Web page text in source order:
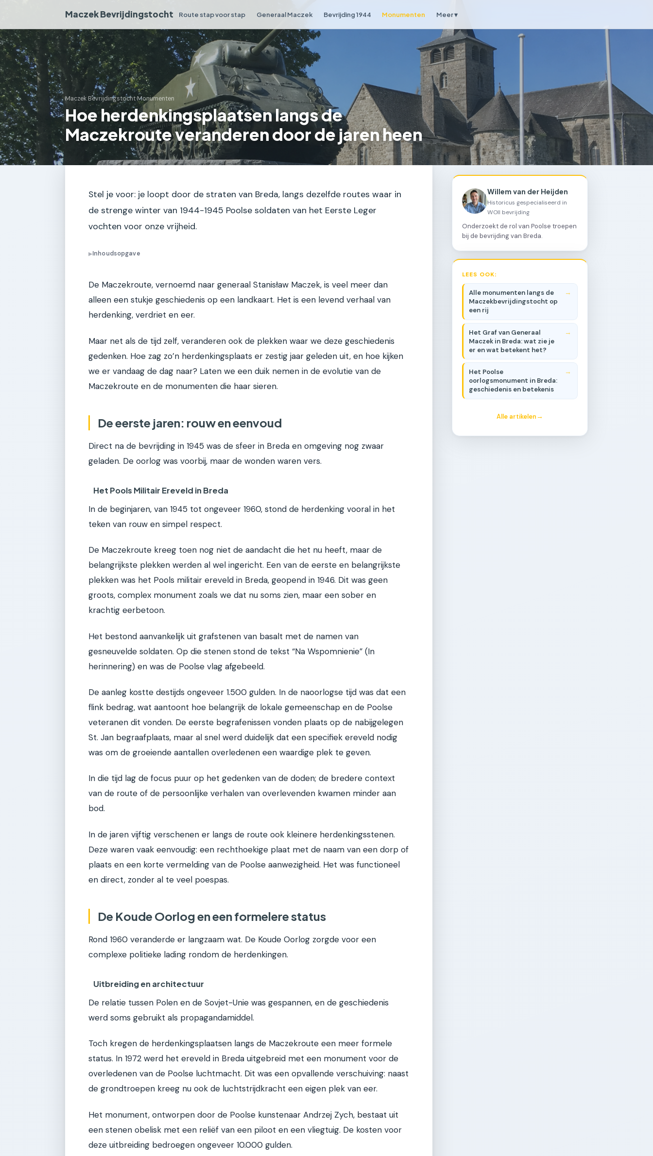
Maczek Bevrijdingstocht Route stap voor stap Generaal Maczek Bevrijding 1944 Monumenten Meer ▾
Maczek Bevrijdingstocht›Monumenten
Hoe herdenkingsplaatsen langs de
Maczekroute veranderen door de jaren heen
Stel je voor: je loopt door de straten van Breda, langs dezelfde routes waar in
de strenge winter van 1944-1945 Poolse soldaten van het Eerste Leger
vochten voor onze vrijheid.
▶Inhoudsopgave
De Maczekroute, vernoemd naar generaal Stanisław Maczek, is veel meer dan
alleen een stukje geschiedenis op een landkaart. Het is een levend verhaal van
herdenking, verdriet en eer.
Maar net als de tijd zelf, veranderen ook de plekken waar we deze geschiedenis
gedenken. Hoe zag zo’n herdenkingsplaats er zestig jaar geleden uit, en hoe kijken
we er vandaag de dag naar? Laten we een duik nemen in de evolutie van de
Maczekroute en de monumenten die haar sieren.
De eerste jaren: rouw en eenvoud
Direct na de bevrijding in 1945 was de sfeer in Breda en omgeving nog zwaar
geladen. De oorlog was voorbij, maar de wonden waren vers.
Het Pools Militair Ereveld in Breda
In de beginjaren, van 1945 tot ongeveer 1960, stond de herdenking vooral in het
teken van rouw en simpel respect.
De Maczekroute kreeg toen nog niet de aandacht die het nu heeft, maar de
belangrijkste plekken werden al wel ingericht. Een van de eerste en belangrijkste
plekken was het Pools militair ereveld in Breda, geopend in 1946. Dit was geen
groots, complex monument zoals we dat nu soms zien, maar een sober en
krachtig eerbetoon.
Het bestond aanvankelijk uit grafstenen van basalt met de namen van
gesneuvelde soldaten. Op die stenen stond de tekst “Na Wspomnienie” (In
herinnering) en was de Poolse vlag afgebeeld.
De aanleg kostte destijds ongeveer 1.500 gulden. In de naoorlogse tijd was dat een
flink bedrag, wat aantoont hoe belangrijk de lokale gemeenschap en de Poolse
veteranen dit vonden. De eerste begrafenissen vonden plaats op de nabijgelegen
St. Jan begraafplaats, maar al snel werd duidelijk dat een specifiek ereveld nodig
was om de groeiende aantallen overledenen een waardige plek te geven.
In die tijd lag de focus puur op het gedenken van de doden; de bredere context
van de route of de persoonlijke verhalen van overlevenden kwamen minder aan
bod.
In de jaren vijftig verschenen er langs de route ook kleinere herdenkingsstenen.
Deze waren vaak eenvoudig: een rechthoekige plaat met de naam van een dorp of
plaats en een korte vermelding van de Poolse aanwezigheid. Het was functioneel
en direct, zonder al te veel poespas.
De Koude Oorlog en een formelere status
Rond 1960 veranderde er langzaam wat. De Koude Oorlog zorgde voor een
complexe politieke lading rondom de herdenkingen.
Uitbreiding en architectuur
De relatie tussen Polen en de Sovjet-Unie was gespannen, en de geschiedenis
werd soms gebruikt als propagandamiddel.
Toch kregen de herdenkingsplaatsen langs de Maczekroute een meer formele
status. In 1972 werd het ereveld in Breda uitgebreid met een monument voor de
overledenen van de Poolse luchtmacht. Dit was een opvallende verschuiving: naast
de grondtroepen kreeg nu ook de luchtstrijdkracht een eigen plek van eer.
Het monument, ontworpen door de Poolse kunstenaar Andrzej Zych, bestaat uit
een stenen obelisk met een reliëf van een piloot en een vliegtuig. De kosten voor
deze uitbreiding bedroegen ongeveer 10.000 gulden.
Willem van der Heijden
Historicus gespecialiseerd in
WOII bevrijding
Onderzoekt de rol van Poolse troepen
bij de bevrijding van Breda.
LEES OOK:
Alle monumenten langs de
Maczekbevrijdingstocht op
een rij
Het Graf van Generaal
Maczek in Breda: wat zie je
er en wat betekent het?
Het Poolse
oorlogsmonument in Breda:
geschiedenis en betekenis
Alle artikelen